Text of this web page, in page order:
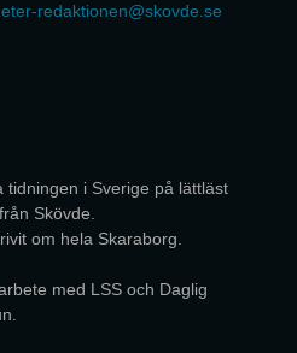
redaktionen@skovde.se
tidningen i Sverige på lättläst
Skövde.
om hela Skaraborg.
med LSS och Daglig